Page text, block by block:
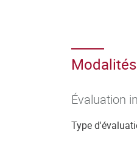
Évaluation
Type